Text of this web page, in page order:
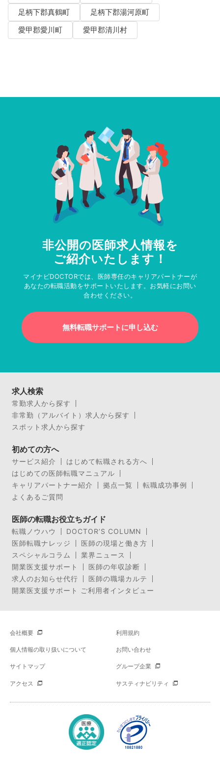
足柄下郡真鶴町
足柄下郡湯河原町
愛甲郡愛川町
愛甲郡清川村
非公開の医師求人情報を
ご紹介いたします！
マイナビDOCTORでは、医師専任のキャリアパートナーが
あなたの転職活動をサポートいたします。お気軽にお問い
合わせください。
無料転職サポートに申し込む
求人検索
常勤求人から探す
非常勤（アルバイト）求人から探す
スポット求人から探す
初めての方へ
サービス紹介
はじめて転職される方へ
はじめての医師転職マニュアル
キャリアパートナー紹介
拠点一覧
転職成功事例
よくあるご質問
医師の転職お役立ちガイド
転職ノウハウ
DOCTOR’S COLUMN
医師転職ナレッジ
医師の現場と働き方
スペシャルコラム
業界ニュース
開業医支援サポート
医師の年収診断
求人のお知らせ代行
医師の職場カルテ
開業医支援サポート ご利用者インタビュー
会社概要 利用規約
個人情報の取り扱いについて お問い合わせ
サイトマップ グループ企業
アクセス サスティナビリティ